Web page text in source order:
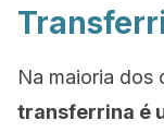
Na maioria dos
transferrina é